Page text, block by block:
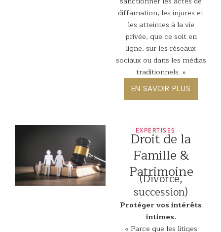
diffamation, les injures et
les atteintes à la vie
privée, que ce soit en
ligne, sur les réseaux
sociaux ou dans les médias
traditionnels. »
EN SAVOIR PLUS
EXPERTISES
Droit de la
Famille &
Patrimoine
(Divorce,
succession)
Protéger vos intérêts
intimes.
« Parce que les litiges